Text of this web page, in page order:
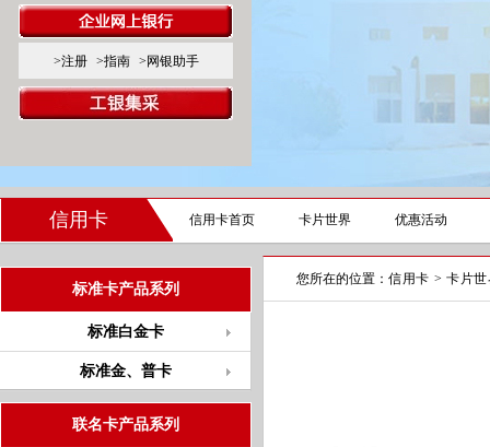
>注册 >指南 >网银助手
信用卡 信用卡首页 卡片世界 优惠活动
标准卡产品系列
标准白金卡
标准金、普卡
联名卡产品系列
您所在的位置： 信用卡 > 卡片